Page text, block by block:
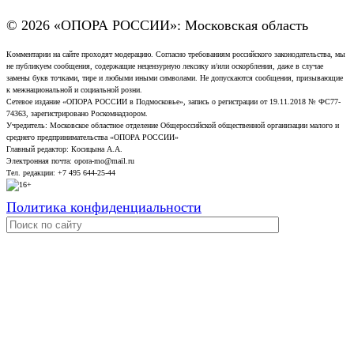
© 2026 «ОПОРА РОССИИ»: Московская область
Комментарии на сайте проходят модерацию. Согласно требованиям российского законодательства, мы
не публикуем сообщения, содержащие нецензурную лексику и/или оскорбления, даже в случае
замены букв точками, тире и любыми иными символами. Не допускаются сообщения, призывающие
к межнациональной и социальной розни.
Сетевое издание «ОПОРА РОССИИ в Подмосковье», запись о регистрации от 19.11.2018 № ФС77-
74363, зарегистрировано Роскомнадзором.
Учредитель: Московское областное отделение Общероссийской общественной организации малого и
среднего предпринимательства «ОПОРА РОССИИ»
Главный редактор: Косицына А.А.
Электронная почта: opora-mo@mail.ru
Тел. редакции: +7 495 644-25-44
Политика конфиденциальности